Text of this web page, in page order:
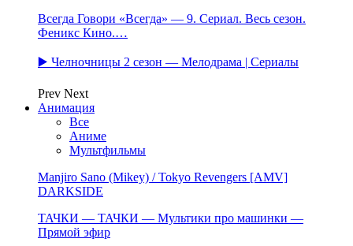
Всегда Говори «Всегда» — 9. Сериал. Весь сезон.
Феникс Кино.…
▶️ Челночницы 2 сезон — Мелодрама | Сериалы
Prev Next
Анимация
Все
Аниме
Мультфильмы
Manjiro Sano (Mikey) / Tokyo Revengers [AMV]
DARKSIDE
ТАЧКИ — ТАЧКИ — Мультики про машинки —
Прямой эфир